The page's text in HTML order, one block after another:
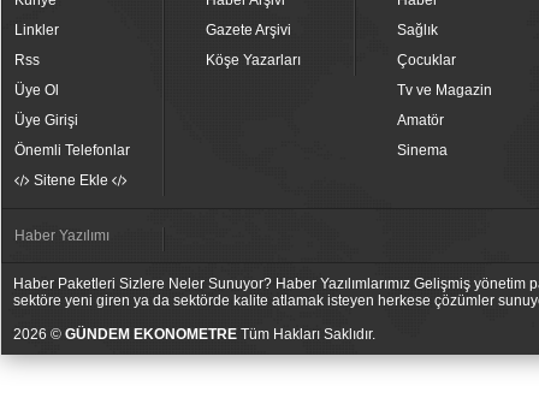
Linkler
Rss
Üye Ol
Üye Girişi
Önemli Telefonlar
Sitene Ekle
Gazete Arşivi
Köşe Yazarları
Sağlık
Çocuklar
Tv ve Magazin
Amatör
Sinema
Haber Yazılımı
Haber Paketleri Sizlere Neler Sunuyor? Haber Yazılımlarımız Gelişmiş
sektöre yeni giren ya da sektörde kalite atlamak isteyen herkese çözümler
2026 © GÜNDEM EKONOMETRE Tüm Hakları Saklıdır.